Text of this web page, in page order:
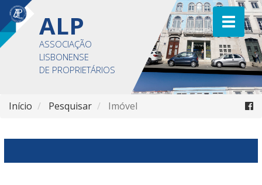
ALP
ASSOCIAÇÃO
LISBONENSE
DE PROPRIETÁRIOS
Início Pesquisar Imóvel